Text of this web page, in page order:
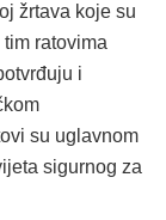
žrtava koje su
ratovima
i
su uglavnom
sigurnog za